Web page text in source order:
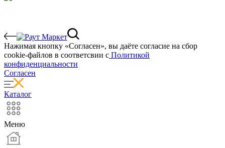
Нажимая кнопку «Согласен», вы даёте cогласие на сбор
cookie-файлов в соответсвии с Политикой
конфиденциальности
Согласен
Каталог
Меню